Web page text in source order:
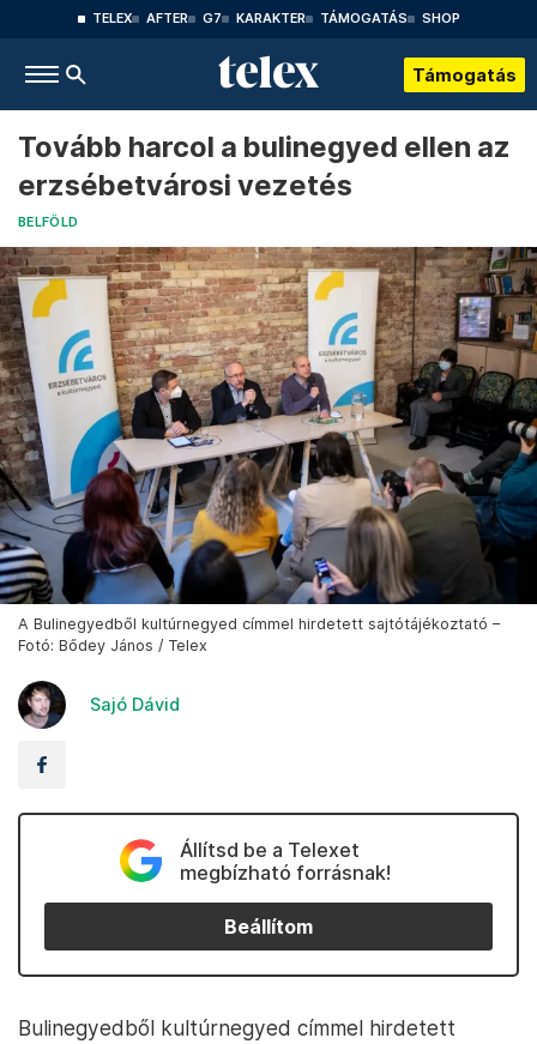
TELEX AFTER G7 KARAKTER TÁMOGATÁS SHOP
Támogatás
Tovább harcol a bulinegyed ellen az
erzsébetvárosi vezetés
BELFÖLD
A Bulinegyedből kultúrnegyed címmel hirdetett sajtótájékoztató –
Fotó: Bődey János / Telex
Sajó Dávid
Állítsd be a Telexet
megbízható forrásnak!
Beállítom
Bulinegyedből kultúrnegyed címmel hirdetett